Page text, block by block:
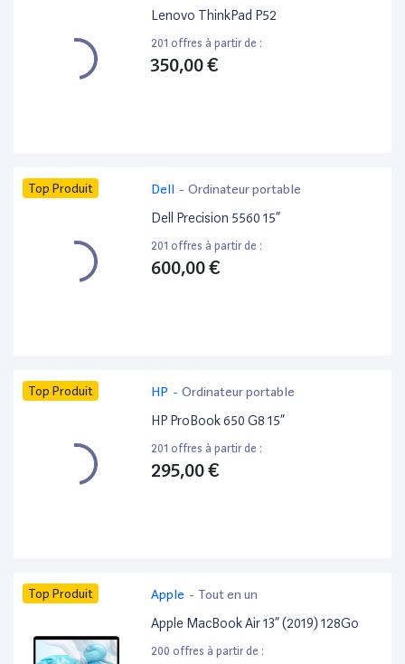
bureautique
Lenovo ThinkPad P52
201 offres à partir de :
350,00 €
Top Produit Dell - Ordinateur portable
Dell Precision 5560 15”
201 offres à partir de :
600,00 €
Top Produit HP - Ordinateur portable
HP ProBook 650 G8 15”
201 offres à partir de :
295,00 €
Top Produit Apple - Tout en un
Apple MacBook Air 13” (2019) 128Go
200 offres à partir de :